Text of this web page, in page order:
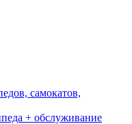
самокатов,
+ обслуживание